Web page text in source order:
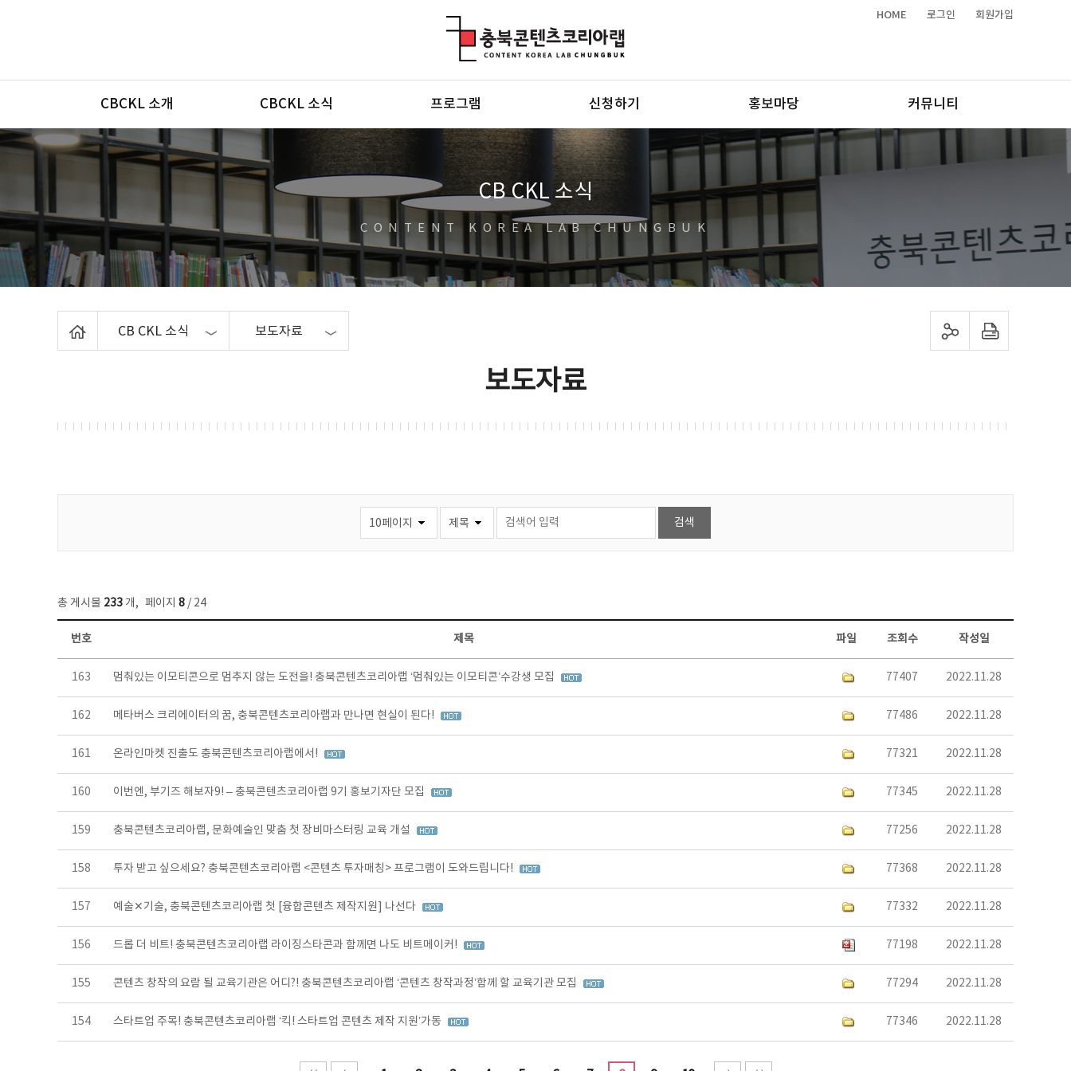
HOME 로그인 회원가입
메뉴
CBCKL 소개 CBCKL 소식 프로그램 신청하기 홍보마당 커뮤니티
CB CKL 소식
CONTENT KOREA LAB CHUNGBUK
CB CKL 소식 보도자료 sns 공유하기 프린트하기
보도자료
총 게시물 233 개, 페이지 8 / 24
보도자료 목록 - 번호, 제목, 작성자, 파일, 조회수, 작성일 정보 제공
번호 제목 파일 조회수 작성일
163 멈춰있는 이모티콘으로 멈추지 않는 도전을! 충북콘텐츠코리아랩 ‘멈춰있는 이모티콘’수강생 모집 77407 2022.11.28
162 메타버스 크리에이터의 꿈, 충북콘텐츠코리아랩과 만나면 현실이 된다! 77486 2022.11.28
161 온라인마켓 진출도 충북콘텐츠코리아랩에서! 77321 2022.11.28
160 이번엔, 부기즈 해보자9! – 충북콘텐츠코리아랩 9기 홍보기자단 모집 77345 2022.11.28
159 충북콘텐츠코리아랩, 문화예술인 맞춤 첫 장비마스터링 교육 개설 77256 2022.11.28
158 투자 받고 싶으세요? 충북콘텐츠코리아랩 <콘텐츠 투자매칭> 프로그램이 도와드립니다! 77368 2022.11.28
157 예술✕기술, 충북콘텐츠코리아랩 첫 [융합콘텐츠 제작지원] 나선다 77332 2022.11.28
156 드롭 더 비트! 충북콘텐츠코리아랩 라이징스타콘과 함께면 나도 비트메이커! 77198 2022.11.28
155 콘텐츠 창작의 요람 될 교육기관은 어디?! 충북콘텐츠코리아랩 ‘콘텐츠 창작과정’함께 할 교육기관 모집 77294 2022.11.28
154 스타트업 주목! 충북콘텐츠코리아랩 ‘킥! 스타트업 콘텐츠 제작 지원’가동 77346 2022.11.28